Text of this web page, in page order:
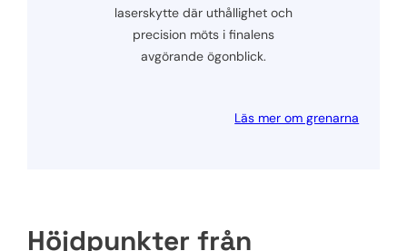
laserskytte där uthållighet och
precision möts i finalens
avgörande ögonblick.
Läs mer om grenarna
Höjdpunkter från